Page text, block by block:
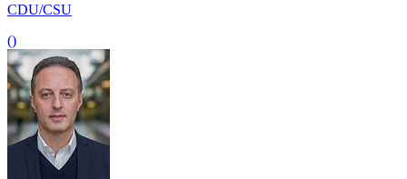
CDU/CSU
()